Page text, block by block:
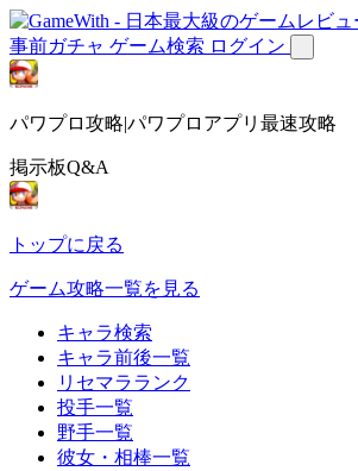
事前ガチャ ゲーム検索 ログイン
パワプロ攻略|パワプロアプリ最速攻略
掲示板Q&A
トップに戻る
ゲーム攻略一覧を見る
キャラ検索
キャラ前後一覧
リセマラランク
投手一覧
野手一覧
彼女・相棒一覧